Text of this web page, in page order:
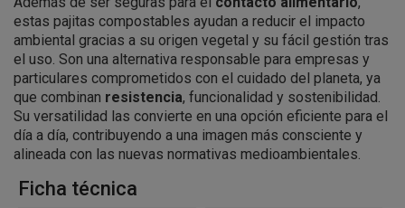
estas pajitas compostables ayudan a reducir el impacto
ambiental gracias a su origen vegetal y su fácil gestión tras
el uso. Son una alternativa responsable para empresas y
particulares comprometidos con el cuidado del planeta, ya
que combinan resistencia, funcionalidad y sostenibilidad.
Su versatilidad las convierte en una opción eficiente para el
día a día, contribuyendo a una imagen más consciente y
alineada con las nuevas normativas medioambientales.
Ficha técnica